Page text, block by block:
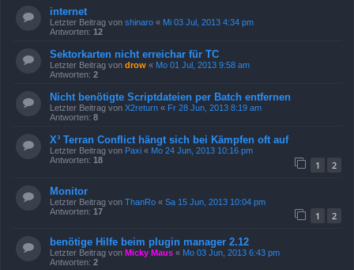
internet
Letzter Beitrag von shinaro « Mi 03 Jul, 2013 4:34 pm
Antworten: 12
Sektorkarten nicht erreichar für TC
Letzter Beitrag von drow « Mo 01 Jul, 2013 9:58 am
Antworten: 2
Nicht benötigte Scriptdateien per Batch entfernen
Letzter Beitrag von X2return « Fr 28 Jun, 2013 8:19 am
Antworten: 8
X³ Terran Conflict hängt sich bei Kämpfen oft auf
Letzter Beitrag von Paxi « Mo 24 Jun, 2013 10:16 pm
Antworten: 18 1 2
Monitor
Letzter Beitrag von ThanRo « Sa 15 Jun, 2013 10:04 pm
Antworten: 17 1 2
benötige Hilfe beim plugin manager 2.12
Letzter Beitrag von Micky Maus « Mo 03 Jun, 2013 6:43 pm
Antworten: 2